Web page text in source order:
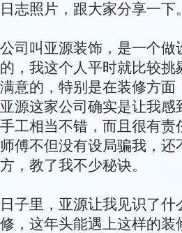
志照片，跟大家分享一下
叫亚源装饰，是一个做
，我这个人平时就比较挑
意的，特别是在装修方面
源这家公司确实是让我感
工相当不错，而且很有责
傅不但没有设局骗我，还
，教了我不少秘诀。
里，亚源让我见识了什
，这年头能遇上这样的装